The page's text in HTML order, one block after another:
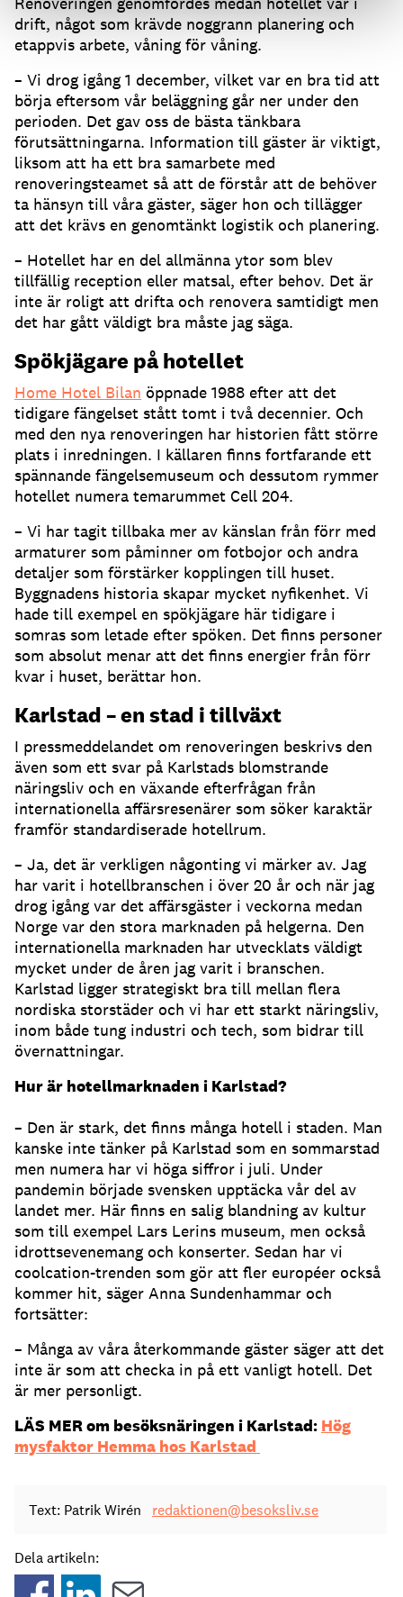
drift, något som krävde noggrann planering och
etappvis arbete, våning för våning.
– Vi drog igång 1 december, vilket var en bra tid att
börja eftersom vår beläggning går ner under den
perioden. Det gav oss de bästa tänkbara
förutsättningarna. Information till gäster är viktigt,
liksom att ha ett bra samarbete med
renoveringsteamet så att de förstår att de behöver
ta hänsyn till våra gäster, säger hon och tillägger
att det krävs en genomtänkt logistik och planering.
– Hotellet har en del allmänna ytor som blev
tillfällig reception eller matsal, efter behov. Det är
inte är roligt att drifta och renovera samtidigt men
det har gått väldigt bra måste jag säga.
Spökjägare på hotellet
Home Hotel Bilan öppnade 1988 efter att det
tidigare fängelset stått tomt i två decennier. Och
med den nya renoveringen har historien fått större
plats i inredningen. I källaren finns fortfarande ett
spännande fängelsemuseum och dessutom rymmer
hotellet numera temarummet Cell 204.
– Vi har tagit tillbaka mer av känslan från förr med
armaturer som påminner om fotbojor och andra
detaljer som förstärker kopplingen till huset.
Byggnadens historia skapar mycket nyfikenhet. Vi
hade till exempel en spökjägare här tidigare i
somras som letade efter spöken. Det finns personer
som absolut menar att det finns energier från förr
kvar i huset, berättar hon.
Karlstad – en stad i tillväxt
I pressmeddelandet om renoveringen beskrivs den
även som ett svar på Karlstads blomstrande
näringsliv och en växande efterfrågan från
internationella affärsresenärer som söker karaktär
framför standardiserade hotellrum.
– Ja, det är verkligen någonting vi märker av. Jag
har varit i hotellbranschen i över 20 år och när jag
drog igång var det affärsgäster i veckorna medan
Norge var den stora marknaden på helgerna. Den
internationella marknaden har utvecklats väldigt
mycket under de åren jag varit i branschen.
Karlstad ligger strategiskt bra till mellan flera
nordiska storstäder och vi har ett starkt näringsliv,
inom både tung industri och tech, som bidrar till
övernattningar.
Hur är hotellmarknaden i Karlstad?
– Den är stark, det finns många hotell i staden. Man
kanske inte tänker på Karlstad som en sommarstad
men numera har vi höga siffror i juli. Under
pandemin började svensken upptäcka vår del av
landet mer. Här finns en salig blandning av kultur
som till exempel Lars Lerins museum, men också
idrottsevenemang och konserter. Sedan har vi
coolcation-trenden som gör att fler européer också
kommer hit, säger Anna Sundenhammar och
fortsätter:
– Många av våra återkommande gäster säger att det
inte är som att checka in på ett vanligt hotell. Det
är mer personligt.
LÄS MER om besöksnäringen i Karlstad: Hög
mysfaktor Hemma hos Karlstad
Text: Patrik Wirén redaktionen@besoksliv.se
Dela artikeln: